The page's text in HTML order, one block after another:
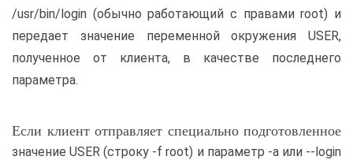
/usr/bin/login (обычно работающий с правами root) и
передает значение переменной окружения USER,
полученное от клиента, в качестве последнего
параметра.
Если клиент отправляет специально подготовленное
значение USER (строку -f root) и параметр -a или --login